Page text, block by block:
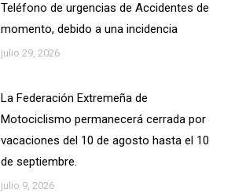
Teléfono de urgencias de Accidentes de
momento, debido a una incidencia
julio 29, 2026
La Federación Extremeña de
Motociclismo permanecerá cerrada por
vacaciones del 10 de agosto hasta el 10
de septiembre.
julio 9, 2026